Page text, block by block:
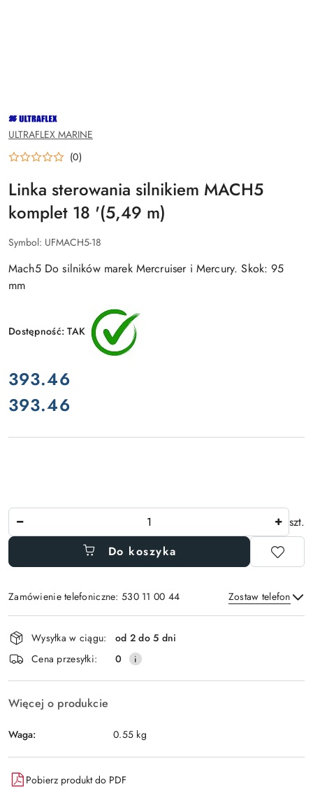
NAZWA
PRODUCENTA:
ULTRAFLEX
ULTRAFLEX MARINE
(0)
Linka sterowania silnikiem MACH5
komplet 18 '(5,49 m)
Symbol: UFMACH5-18
Mach5 Do silników marek Mercruiser i Mercury. Skok: 95
mm
Dostępność:TAK
cena:
393.46
Cena:
393.46
szt.
Do koszyka
Zamówienie telefoniczne: 530 11 00 44 Zostaw telefon
Wyślij
Dostępność
i
dostawa
Wysyłka w ciągu:
od 2 do 5 dni
Cena przesyłki:
0
Więcej o produkcie
Waga: 0.55 kg
Pobierz produkt do PDF